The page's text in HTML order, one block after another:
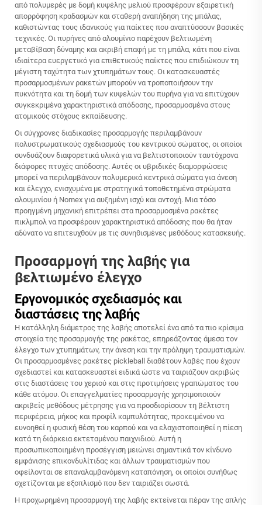
από πολυμερές με δομή κυψέλης μελιού προσφέρουν εξαιρετική
απορρόφηση κραδασμών και σταθερή αναπήδηση της μπάλας,
καθιστώντας τους ιδανικούς για παίκτες που αναπτύσσουν βασικές
τεχνικές. Οι πυρήνες από αλουμίνιο παρέχουν βελτιωμένη
μεταβίβαση δύναμης και ακριβή επαφή με τη μπάλα, κάτι που είναι
ιδιαίτερα ευεργετικό για επιθετικούς παίκτες που επιδιώκουν τη
μέγιστη ταχύτητα των χτυπημάτων τους. Οι κατασκευαστές
προσαρμοσμένων ρακετών μπορούν να τροποποιήσουν την
πυκνότητα και τη δομή των κυψελών του πυρήνα για να επιτύχουν
συγκεκριμένα χαρακτηριστικά απόδοσης, προσαρμοσμένα στους
ατομικούς στόχους εκπαίδευσης.
Οι σύγχρονες διαδικασίες προσαρμογής περιλαμβάνουν
πολυστρωματικούς σχεδιασμούς του κεντρικού σώματος, οι οποίοι
συνδυάζουν διαφορετικά υλικά για να βελτιστοποιούν ταυτόχρονα
διάφορες πτυχές απόδοσης. Αυτές οι υβριδικές διαμορφώσεις
μπορεί να περιλαμβάνουν πολυμερικά κεντρικά σώματα για άνεση
και έλεγχο, ενισχυμένα με στρατηγικά τοποθετημένα στρώματα
αλουμινίου ή Nomex για αυξημένη ισχύ και αντοχή. Μια τόσο
προηγμένη μηχανική επιτρέπει στα προσαρμοσμένα ρακέτες
πικλμπολ να προσφέρουν χαρακτηριστικά απόδοσης που θα ήταν
αδύνατο να επιτευχθούν με τις συνηθισμένες μεθόδους κατασκευής.
Προσαρμογή της λαβής για
βελτιωμένο έλεγχο
Εργονομικός σχεδιασμός και
διαστάσεις της λαβής
Η κατάλληλη διάμετρος της λαβής αποτελεί ένα από τα πιο κρίσιμα
στοιχεία της προσαρμογής της ρακέτας, επηρεάζοντας άμεσα τον
έλεγχο των χτυπημάτων, την άνεση και την πρόληψη τραυματισμών.
Οι προσαρμοσμένες ρακέτες pickleball διαθέτουν λαβές που έχουν
σχεδιαστεί και κατασκευαστεί ειδικά ώστε να ταιριάζουν ακριβώς
στις διαστάσεις του χεριού και στις προτιμήσεις γραπώματος του
κάθε ατόμου. Οι επαγγελματίες προσαρμογής χρησιμοποιούν
ακριβείς μεθόδους μέτρησης για να προσδιορίσουν τη βέλτιστη
περιφέρεια, μήκος και προφίλ καμπυλότητας, προκειμένου να
ευνοηθεί η φυσική θέση του καρπού και να ελαχιστοποιηθεί η πίεση
κατά τη διάρκεια εκτεταμένου παιχνιδιού. Αυτή η
προσωπικοποιημένη προσέγγιση μειώνει σημαντικά τον κίνδυνο
εμφάνισης επικονδυλίτιδας και άλλων τραυματισμών που
οφείλονται σε επαναλαμβανόμενη καταπόνηση, οι οποίοι συνήθως
σχετίζονται με εξοπλισμό που δεν ταιριάζει σωστά.
Η προχωρημένη προσαρμογή της λαβής εκτείνεται πέραν της απλής